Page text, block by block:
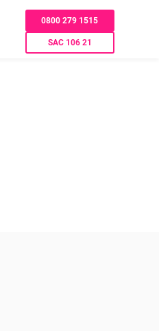
0800 279 1515
SAC 106 21